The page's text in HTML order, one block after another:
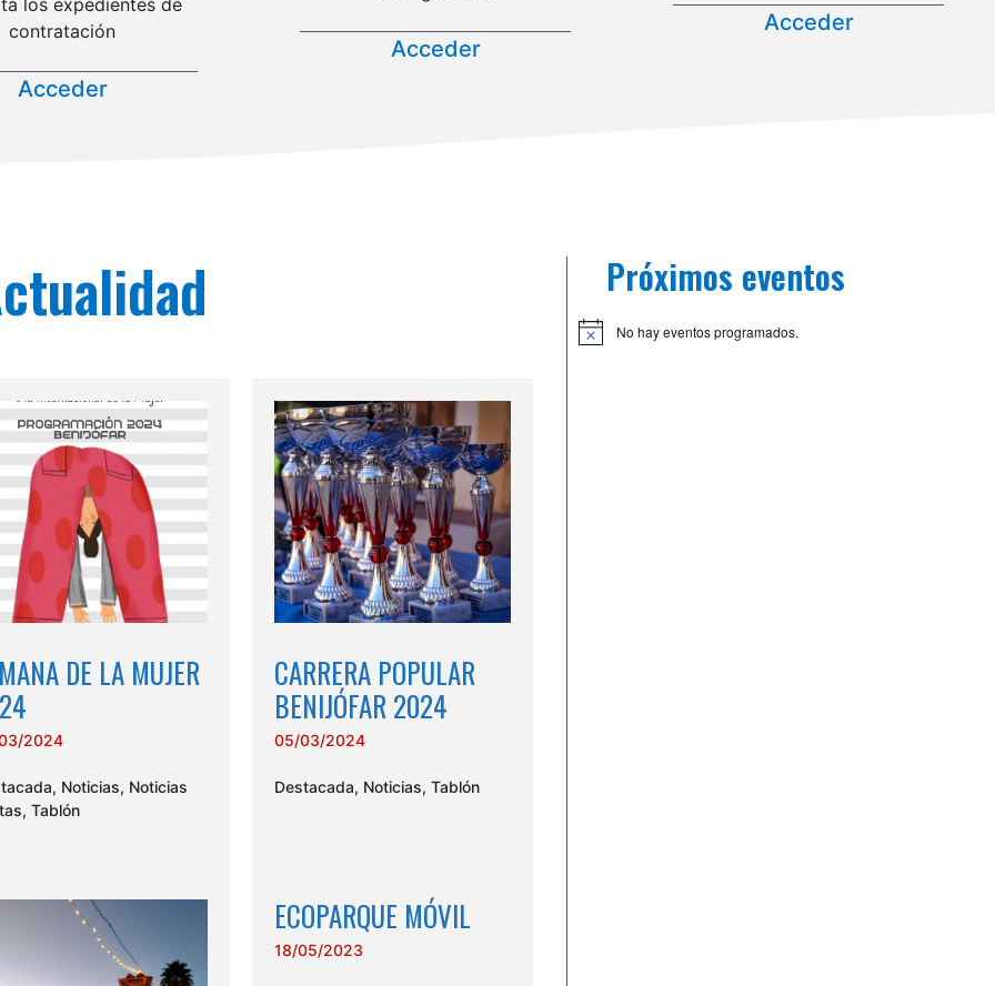
los expedientes de
contratación
Acceder
Acceder
Acceder
DE LA MUJER
2024
, Noticias, Noticias
, Tablón
CARRERA POPULAR
BENIJÓFAR 2024
05/03/2024
Destacada, Noticias,Tablón
ECOPARQUE MÓVIL
18/05/2023
Próximos eventos
No hay eventos programados.